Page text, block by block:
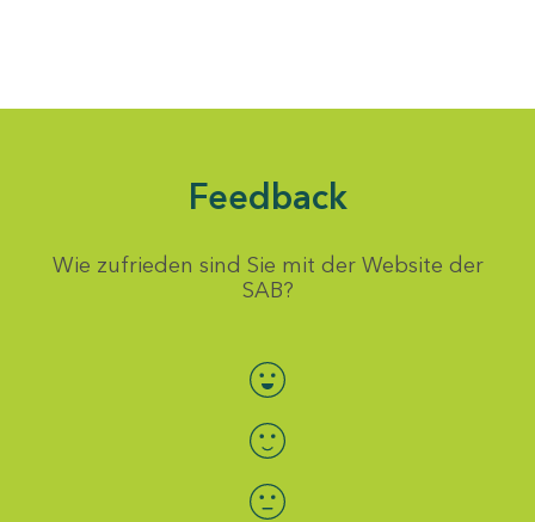
Feedback
Wie zufrieden sind Sie mit der Website der
SAB?
Bewertung auswählen